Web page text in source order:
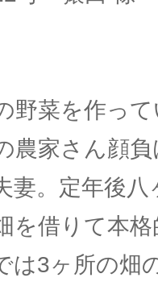
野菜を作っ
農家さん顔
妻。定年後八
を借りて本
は3ヶ所の畑